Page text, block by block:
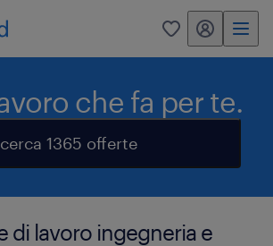
0 my randstad
che fa per te.
cerca 1365 offerte
di lavoro ingegneria e